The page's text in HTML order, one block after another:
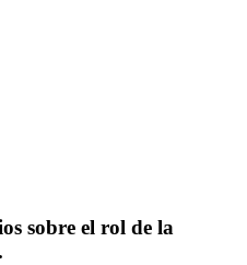
sobre el rol de la